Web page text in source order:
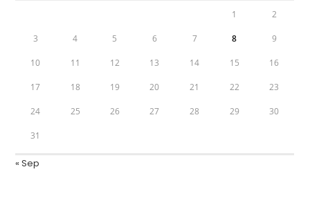
1 2
3 4 5 6 7 8 9
10 11 12 13 14 15 16
17 18 19 20 21 22 23
24 25 26 27 28 29 30
31
« Sep